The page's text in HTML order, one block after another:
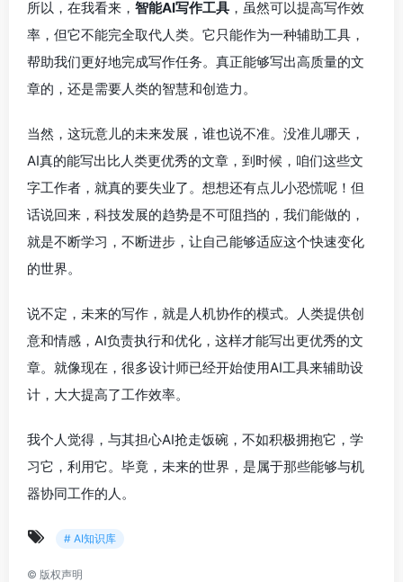
所以，在我看来， 智能AI写作工具 ，虽然可以提高写作效
率，但它不能完全取代人类。它只能作为一种辅助工具，
帮助我们更好地完成写作任务。真正能够写出高质量的文
章的，还是需要人类的智慧和创造力。
当然，这玩意儿的未来发展，谁也说不准。没准儿哪天，
AI真的能写出比人类更优秀的文章，到时候，咱们这些文
字工作者，就真的要失业了。想想还有点儿小恐慌呢！但
话说回来，科技发展的趋势是不可阻挡的，我们能做的，
就是不断学习，不断进步，让自己能够适应这个快速变化
的世界。
说不定，未来的写作，就是人机协作的模式。人类提供创
意和情感，AI负责执行和优化，这样才能写出更优秀的文
章。就像现在，很多设计师已经开始使用AI工具来辅助设
计，大大提高了工作效率。
我个人觉得，与其担心AI抢走饭碗，不如积极拥抱它，学
习它，利用它。毕竟，未来的世界，是属于那些能够与机
器协同工作的人。
# AI知识库
© 版权声明